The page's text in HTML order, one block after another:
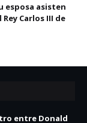
esposa asisten
Carlos III de
entre Donald